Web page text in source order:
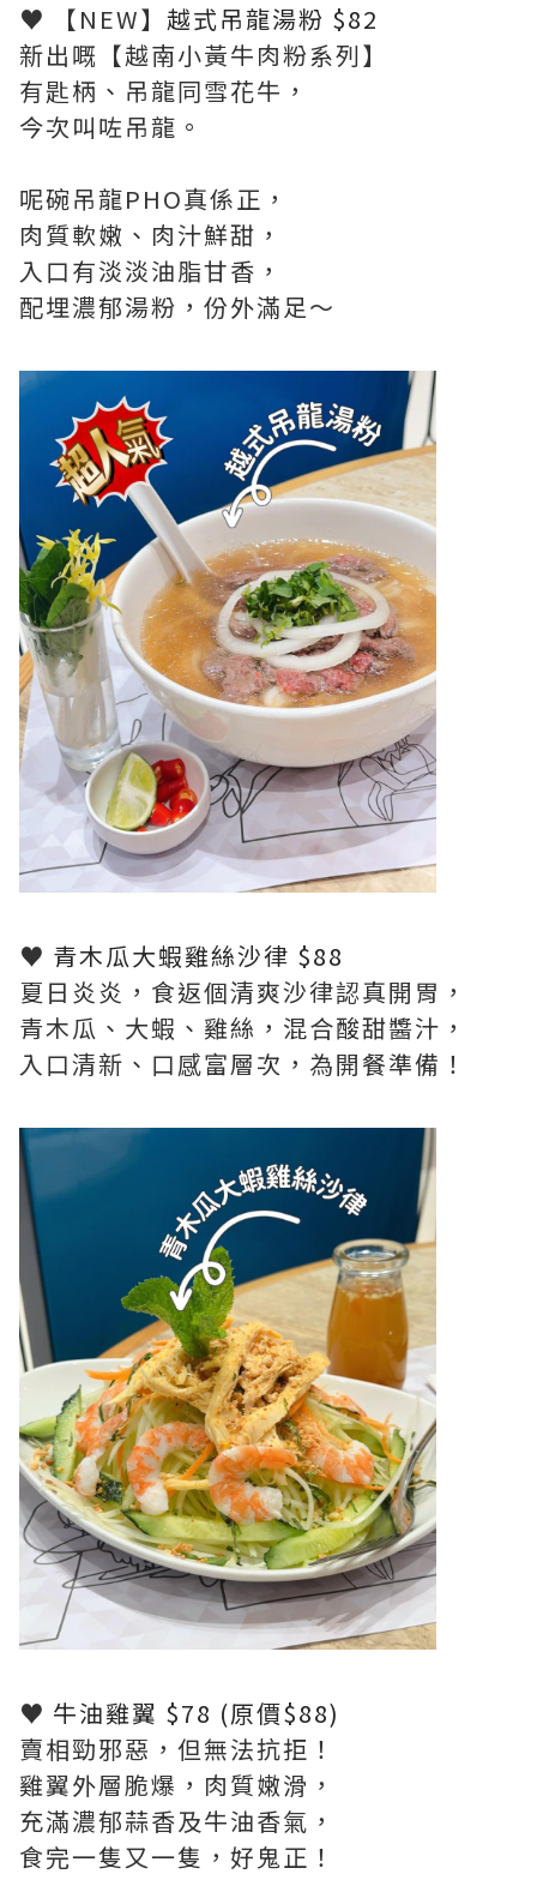
♥ 【NEW】 越式吊龍湯粉 $82
新出嘅【越南小黃牛肉粉系列】
有匙柄、吊龍同雪花牛，
今次叫咗吊龍。
呢碗吊龍PHO真係正，
肉質軟嫩、肉汁鮮甜，
入口有淡淡油脂甘香，
配埋濃郁湯粉，份外滿足～
♥ 青木瓜大蝦雞絲沙律 $88
夏日炎炎，食返個清爽沙律認真開胃，
青木瓜、大蝦、雞絲，混合酸甜醬汁，
入口清新、口感富層次，為開餐準備！
♥ 牛油雞翼 $78 (原價$88)
賣相勁邪惡，但無法抗拒！
雞翼外層脆爆，肉質嫩滑，
充滿濃郁蒜香及牛油香氣，
食完一隻又一隻，好鬼正！